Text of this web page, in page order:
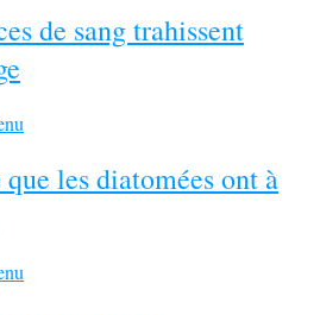
de sang trahissent
les diatomées ont à